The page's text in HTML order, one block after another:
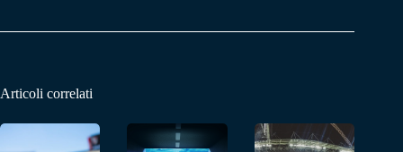
Articoli correlati